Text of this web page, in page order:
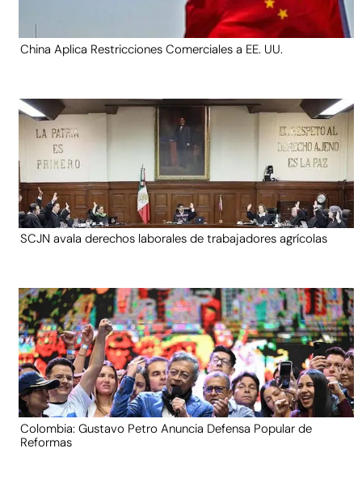
China Aplica Restricciones Comerciales a EE. UU.
SCJN avala derechos laborales de trabajadores agrícolas
Colombia: Gustavo Petro Anuncia Defensa Popular de
Reformas